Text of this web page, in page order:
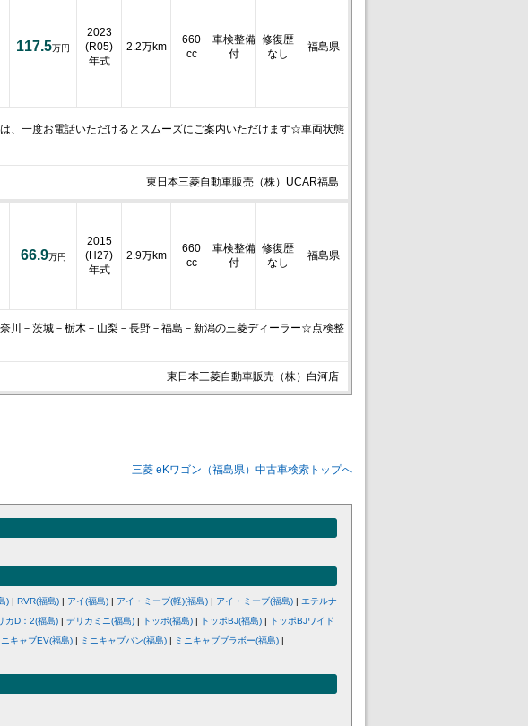
117.5万円
2023
(R05)
年式
2.2万km
660
cc
車検整備
付
修復歴
なし
福島県
、一度お電話いただけるとスムーズにご案内いただけます☆車両状態
東日本三菱自動車販売（株）UCAR福島
66.9万円
2015
(H27)
年式
2.9万km
660
cc
車検整備
付
修復歴
なし
福島県
川－茨城－栃木－山梨－長野－福島－新潟の三菱ディーラー☆点検整
東日本三菱自動車販売（株）白河店
三菱 eKワゴン（福島県）中古車検索トップへ
) | RVR(福島) | アイ(福島) | アイ・ミーブ(軽)(福島) | アイ・ミーブ(福島) | エテルナ
カD：2(福島) | デリカミニ(福島) | トッポ(福島) | トッポBJ(福島) |
トッポBJワイド
ニキャブEV(福島) | ミニキャブバン(福島) | ミニキャブブラボー(福島) |